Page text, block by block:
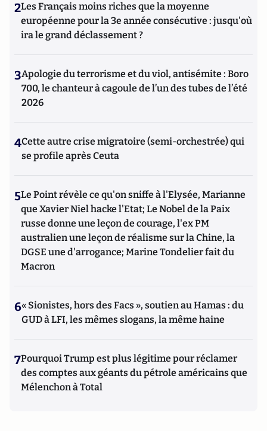
2Les Français moins riches que la moyenne
européenne pour la 3e année consécutive : jusqu'où
ira le grand déclassement ?
3Apologie du terrorisme et du viol, antisémite : Boro
700, le chanteur à cagoule de l’un des tubes de l’été
2026
4Cette autre crise migratoire (semi-orchestrée) qui
se profile après Ceuta
5Le Point révèle ce qu'on sniffe à l'Elysée, Marianne
que Xavier Niel hacke l'Etat; Le Nobel de la Paix
russe donne une leçon de courage, l'ex PM
australien une leçon de réalisme sur la Chine, la
DGSE une d'arrogance; Marine Tondelier fait du
Macron
6« Sionistes, hors des Facs », soutien au Hamas : du
GUD à LFI, les mêmes slogans, la même haine
7Pourquoi Trump est plus légitime pour réclamer
des comptes aux géants du pétrole américains que
Mélenchon à Total